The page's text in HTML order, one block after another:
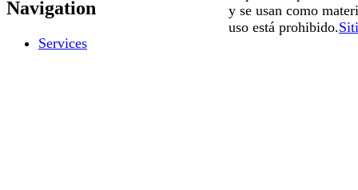
Navigation
Services
y se usan como
uso está prohibido.